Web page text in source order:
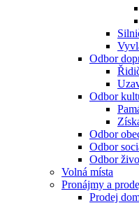
Odbor
Odbor
Odbor
Odbor
Odbor
Volná místa
Pronájmy a
Prodej